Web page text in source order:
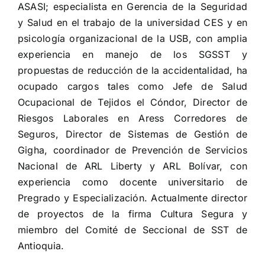
ASASI; especialista en Gerencia de la Seguridad
y Salud en el trabajo de la universidad CES y en
psicología organizacional de la USB, con amplia
experiencia en manejo de los SGSST y
propuestas de reducción de la accidentalidad, ha
ocupado cargos tales como Jefe de Salud
Ocupacional de Tejidos el Cóndor, Director de
Riesgos Laborales en Aress Corredores de
Seguros, Director de Sistemas de Gestión de
Gigha, coordinador de Prevención de Servicios
Nacional de ARL Liberty y ARL Bolívar, con
experiencia como docente universitario de
Pregrado y Especialización. Actualmente director
de proyectos de la firma Cultura Segura y
miembro del Comité de Seccional de SST de
Antioquia.